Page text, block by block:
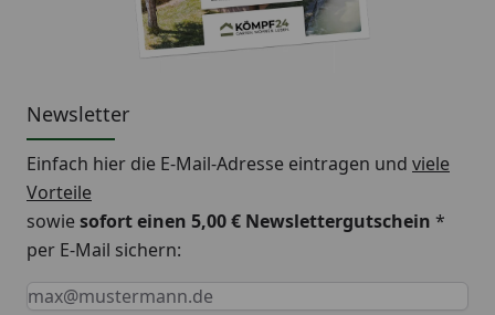
Newsletter
Einfach hier die E-Mail-Adresse eintragen und viele
Vorteile
sowiesofort einen 5,00 € Newslettergutschein *
per E-Mail sichern:
Keine Eingabe erforderlich
Eingabe erforderlich
E-Mail *